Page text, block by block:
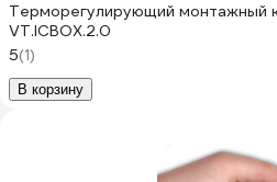
Терморегулирующий монтажный
VT.ICBOX.2.0
5(1)
В корзину